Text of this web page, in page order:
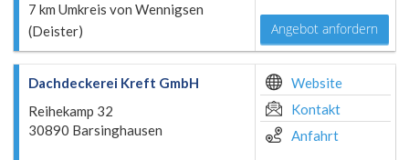
7 km Umkreis von Wennigsen
(Deister)
Angebot anfordern
Dachdeckerei Kreft GmbH
Reihekamp 32
30890 Barsinghausen
Website
Kontakt
Anfahrt